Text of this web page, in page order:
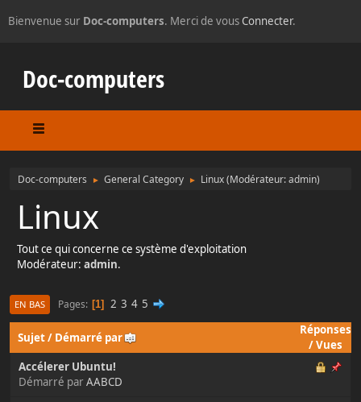
Bienvenue sur Doc-computers. Merci de vousConnecter.
Doc-computers
Doc-computers ► General Category ► Linux(Modérateur:admin)
Linux
Tout ce qui concerne ce système d'exploitation
Modérateur: admin.
EN BAS Pages 1 2 3 4 5
Sujet/ Démarré par
Réponses
/Vues
Accélerer Ubuntu!
Démarré parAABCD